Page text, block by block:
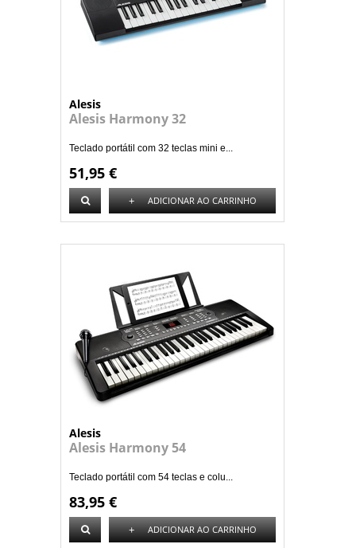
Alesis
Alesis Harmony 32
Teclado portátil com 32 teclas mini e...
51,95 €
+ ADICIONAR AO CARRINHO
Alesis
Alesis Harmony 54
Teclado portátil com 54 teclas e colu...
83,95 €
+ ADICIONAR AO CARRINHO